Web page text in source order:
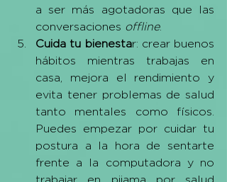
a ser más agotadoras que las
conversaciones offline.
Cuida tu bienestar: crear buenos
hábitos mientras trabajas en
casa, mejora el rendimiento y
evita tener problemas de salud
tanto mentales como físicos.
Puedes empezar por cuidar tu
postura a la hora de sentarte
frente a la computadora y no